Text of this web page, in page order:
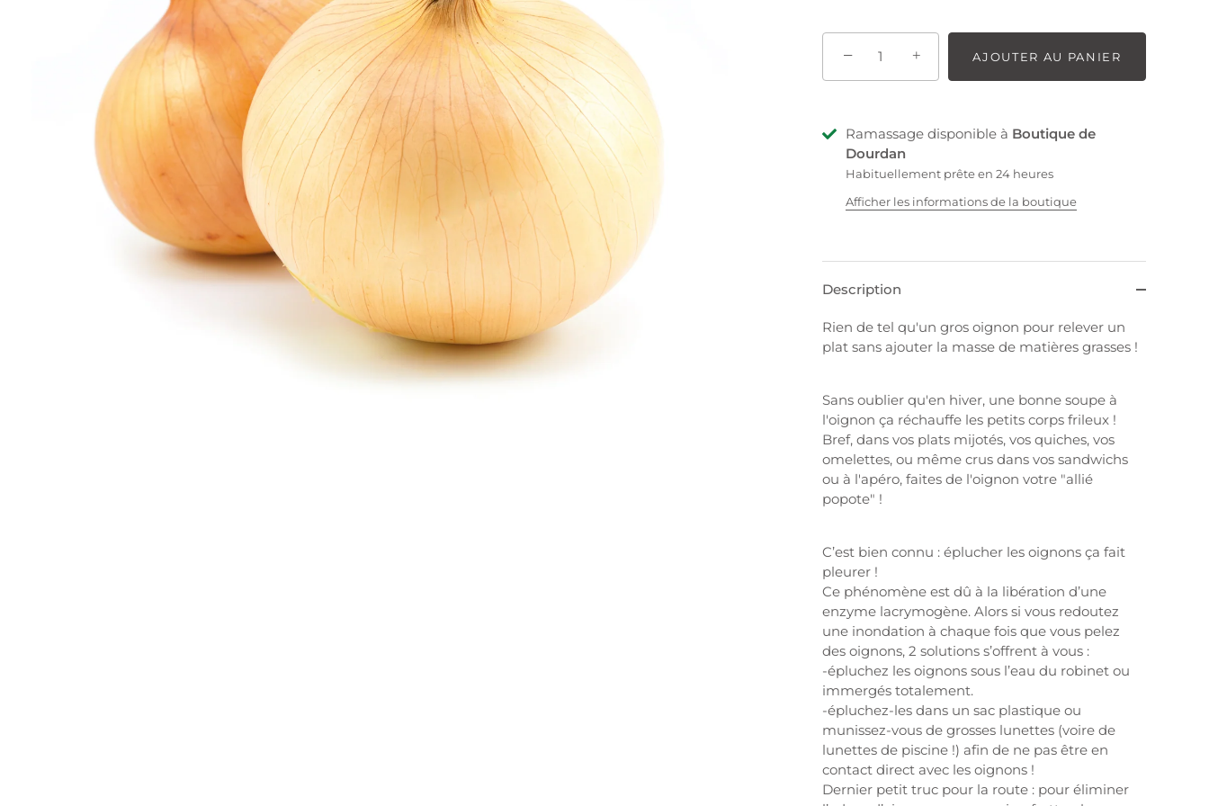
− + AJOUTER AU PANIER
Ramassage disponible à Boutique de
Dourdan
Habituellement prête en 24 heures
Afficher les informations de la boutique
Description
Rien de tel qu'un gros oignon pour relever un
plat sans ajouter la masse de matières grasses !
Sans oublier qu'en hiver, une bonne soupe à
l'oignon ça réchauffe les petits corps frileux !
Bref, dans vos plats mijotés, vos quiches, vos
omelettes, ou même crus dans vos sandwichs
ou à l'apéro, faites de l'oignon votre "allié
popote" !
C’est bien connu : éplucher les oignons ça fait
pleurer !
Ce phénomène est dû à la libération d’une
enzyme lacrymogène. Alors si vous redoutez
une inondation à chaque fois que vous pelez
des oignons, 2 solutions s’offrent à vous :
-épluchez les oignons sous l’eau du robinet ou
immergés totalement.
-épluchez-les dans un sac plastique ou
munissez-vous de grosses lunettes (voire de
lunettes de piscine !) afin de ne pas être en
contact direct avec les oignons !
Dernier petit truc pour la route : pour éliminer